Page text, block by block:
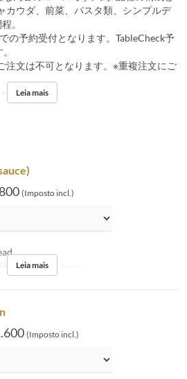
カウダ、前菜、パスタ類、シンプルデ
。
の予約受付となります。TableCheck予
注文は不可となります。※重複注文にご
AlmoçoLeia mais
(Imposto incl.)
Almoço, Jantar
Leia mais
(Imposto incl.)